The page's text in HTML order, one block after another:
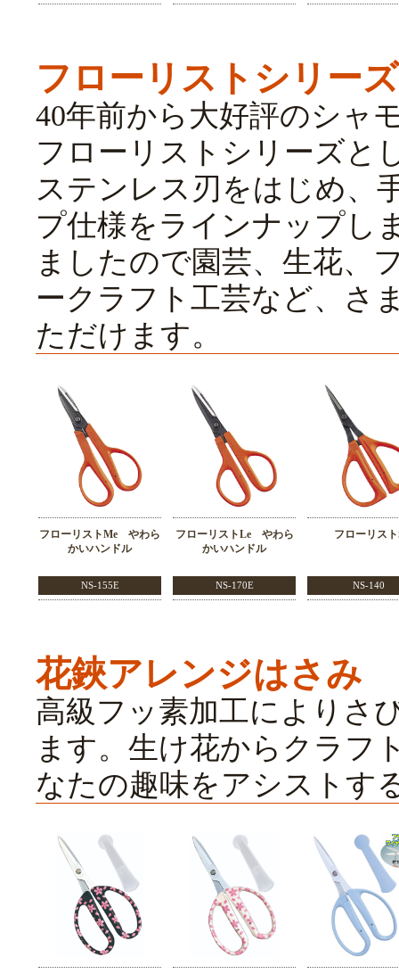
フローリストシリーズ
40年前から大好評のシャ
フローリストシリーズと
ステンレス刃をはじめ、
プ仕様をラインナップし
ましたので園芸、生花、
ークラフト工芸など、さ
ただけます。
フローリストMe やわら
かいハンドル
NS-155E
フローリストLe やわら
かいハンドル
NS-170E
フローリス
NS-140
花鋏アレンジはさみ
高級フッ素加工によりさ
ます。生け花からクラフ
なたの趣味をアシストす